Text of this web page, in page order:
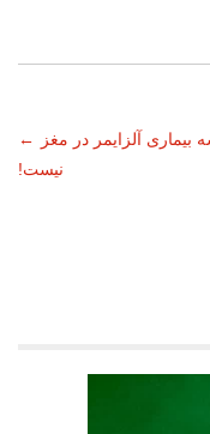
←
بیماری آلزایمر در مغز
نیست!